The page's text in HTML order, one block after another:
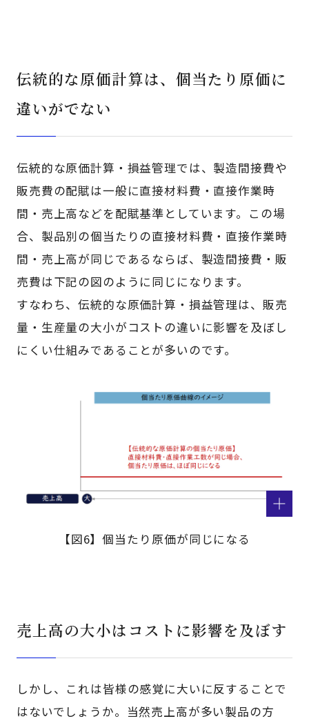
伝統的な原価計算は、個当たり原価に
違いがでない
伝統的な原価計算・損益管理では、製造間接費や
販売費の配賦は一般に直接材料費・直接作業時
間・売上高などを配賦基準としています。この場
合、製品別の個当たりの直接材料費・直接作業時
間・売上高が同じであるならば、製造間接費・販
売費は下記の図のように同じになります。
すなわち、伝統的な原価計算・損益管理は、販売
量・生産量の大小がコストの違いに影響を及ぼし
にくい仕組みであることが多いのです。
【図6】個当たり原価が同じになる
売上高の大小はコストに影響を及ぼす
しかし、これは皆様の感覚に大いに反することで
はないでしょうか。当然売上高が多い製品の方